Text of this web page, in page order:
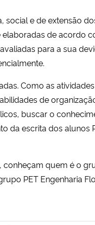
e de extensão
elaboradas de acordo
para a sua
Como as
de
buscar o
da escrita dos alunos
quem é o
PET Engenharia